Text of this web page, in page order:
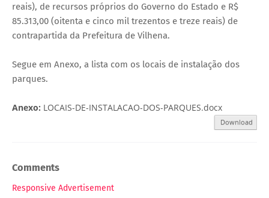
reais), de recursos próprios do Governo do Estado e R$
85.313,00 (oitenta e cinco mil trezentos e treze reais) de
contrapartida da Prefeitura de Vilhena.
Segue em Anexo, a lista com os locais de instalação dos
parques.
Anexo: LOCAIS-DE-INSTALACAO-DOS-PARQUES.docx
Download
Comments
Responsive Advertisement